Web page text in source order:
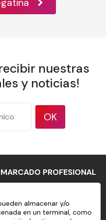
/ 7 mil
de
534
nuestras
y noticias!
OK
PROFESIONAL
almacenar y/o
en un terminal, como